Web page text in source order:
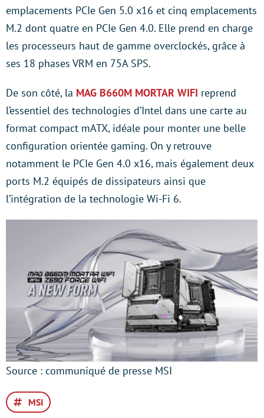
emplacements PCIe Gen 5.0 x16 et cinq emplacements
M.2 dont quatre en PCIe Gen 4.0. Elle prend en charge
les processeurs haut de gamme overclockés, grâce à
ses 18 phases VRM en 75A SPS.
De son côté, la MAG B660M MORTAR WIFI reprend
l’essentiel des technologies d’Intel dans une carte au
format compact mATX, idéale pour monter une belle
configuration orientée gaming. On y retrouve
notamment le PCIe Gen 4.0 x16, mais également deux
ports M.2 équipés de dissipateurs ainsi que
l’intégration de la technologie Wi-Fi 6.
Source : communiqué de presse MSI
MSI